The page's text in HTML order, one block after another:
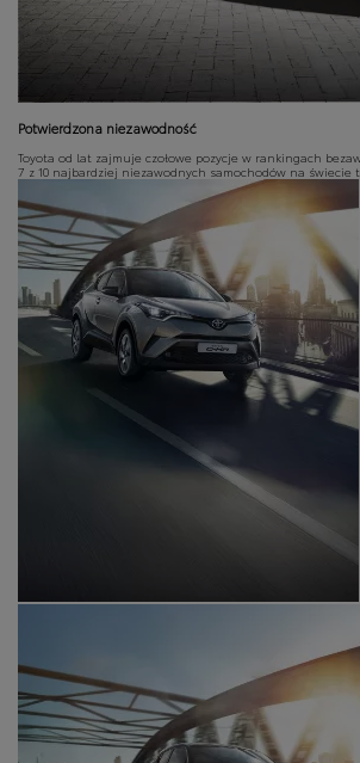
Potwierdzona niezawodność
Toyota od lat zajmuje czołowe pozycje w rankingach
7 z 10 najbardziej niezawodnych samochodów na świecie